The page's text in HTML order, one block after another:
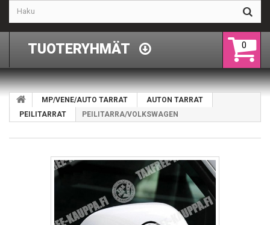
0
TUOTERYHMÄT
MP/VENE/AUTO TARRAT
AUTON TARRAT
PEILITARRAT
PEILITARRA/VOLKSWAGEN